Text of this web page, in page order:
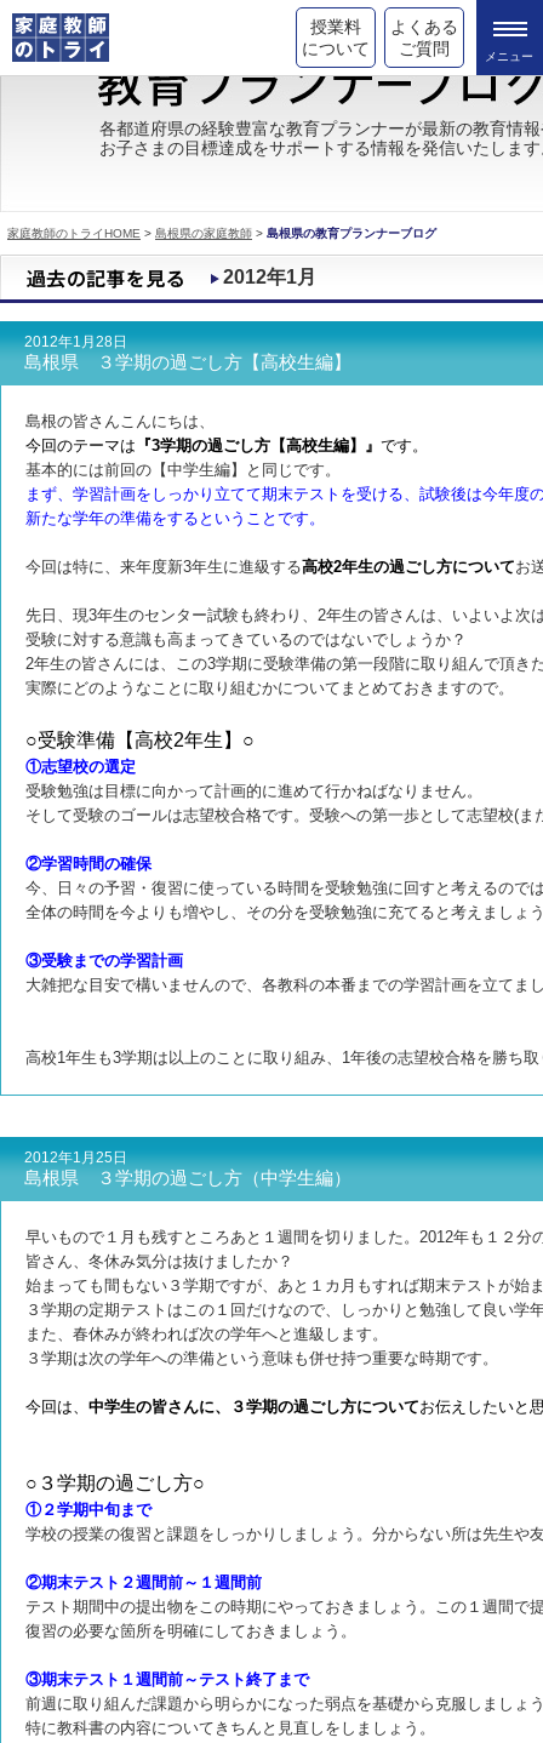
授業料
について
よくある
ご質問
トライの教育理念
成績が上がる理由
都道府県別情報
合格体験談
キャンペーン情報
各都道府県の経験豊富な教育プランナーが最新の教育情
お子さまの目標達成をサポートする情報を発信いたしま
家庭教師のトライHOME > 島根県の家庭教師 > 島根県の教育プランナーブログ
2012年1月
2012年1月28日
島根県 ３学期の過ごし方【高校生編】
島根の皆さんこんにちは、
今回のテーマは 『3学期の過ごし方【高校生編】』 です。
基本的には前回の【中学生編】と同じです。
まず、学習計画をしっかり立てて期末テストを受ける、試験後は今年度
新たな学年の準備をするということです。
今回は特に、来年度新3年生に進級する高校2年生の過ごし方についてお
先日、現3年生のセンター試験も終わり、2年生の皆さんは、いよいよ次
受験に対する意識も高まってきているのではないでしょうか？
2年生の皆さんには、この3学期に受験準備の第一段階に取り組んで頂き
実際にどのようなことに取り組むかについてまとめておきますので。
○受験準備【高校2年生】○
①志望校の選定
受験勉強は目標に向かって計画的に進めて行かねばなりません。
そして受験のゴールは志望校合格です。受験への第一歩として志望校(ま
②学習時間の確保
今、日々の予習・復習に使っている時間を受験勉強に回すと考えるので
全体の時間を今よりも増やし、その分を受験勉強に充てると考えましょ
③受験までの学習計画
大雑把な目安で構いませんので、各教科の本番までの学習計画を立てま
高校1年生も3学期は以上のことに取り組み、1年後の志望校合格を勝ち
2012年1月25日
島根県 ３学期の過ごし方（中学生編）
早いもので１月も残すところあと１週間を切りました。2012年も１２分
皆さん、冬休み気分は抜けましたか？
始まっても間もない３学期ですが、あと１カ月もすれば期末テストが始
３学期の定期テストはこの１回だけなので、しっかりと勉強して良い学
また、春休みが終われば次の学年へと進級します。
３学期は次の学年への準備という意味も併せ持つ重要な時期です。
今回は、 中学生の皆さんに、３学期の過ごし方についてお伝えしたいと
○３学期の過ごし方○
①２学期中旬まで
学校の授業の復習と課題をしっかりしましょう。分からない所は先生や
②期末テスト２週間前～１週間前
テスト期間中の提出物をこの時期にやっておきましょう。この１週間で
復習の必要な箇所を明確にしておきましょう。
③期末テスト１週間前～テスト終了まで
前週に取り組んだ課題から明らかになった弱点を基礎から克服しましょ
特に教科書の内容についてきちんと見直しをしましょう。